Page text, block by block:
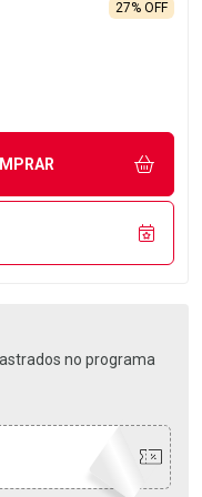
27% OFF
UNIDADE
no programa